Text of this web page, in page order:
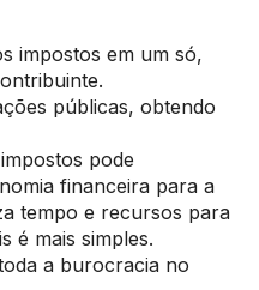
impostos em um só,
públicas, obtendo
pode
financeira para a
tempo e recursos para
é mais simples.
a burocracia no